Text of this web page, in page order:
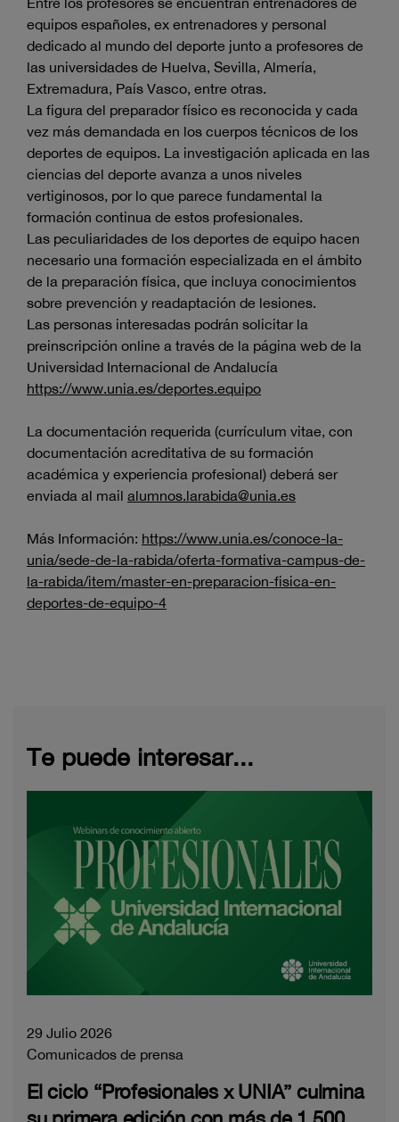
equipos españoles, ex entrenadores y personal
dedicado al mundo del deporte junto a profesores de
las universidades de Huelva, Sevilla, Almería,
Extremadura, País Vasco, entre otras.
La figura del preparador físico es reconocida y cada
vez más demandada en los cuerpos técnicos de los
deportes de equipos. La investigación aplicada en las
ciencias del deporte avanza a unos niveles
vertiginosos, por lo que parece fundamental la
formación continua de estos profesionales.
Las peculiaridades de los deportes de equipo hacen
necesario una formación especializada en el ámbito
de la preparación física, que incluya conocimientos
sobre prevención y readaptación de lesiones.
Las personas interesadas podrán solicitar la
preinscripción online a través de la página web de la
Universidad Internacional de Andalucía
https://www.unia.es/deportes.equipo
La documentación requerida (currículum vitae, con
documentación acreditativa de su formación
académica y experiencia profesional) deberá ser
enviada al mail alumnos.larabida@unia.es
Más Información: https://www.unia.es/conoce-la-
unia/sede-de-la-rabida/oferta-formativa-campus-de-
la-rabida/item/master-en-preparacion-fisica-en-
deportes-de-equipo-4
Te puede interesar...
29 Julio 2026
Comunicados de prensa
El ciclo “Profesionales x UNIA” culmina